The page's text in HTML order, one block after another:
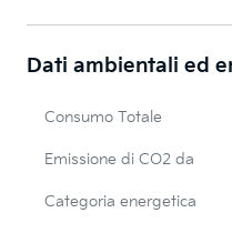
Dati ambientali ed
Consumo Totale
Emissione di CO2 da
Categoria energetica